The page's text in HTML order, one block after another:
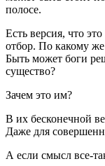
полосе.
Есть версия, что
отбор. По какому
Быть может боги
существо?
Зачем это им?
В их бесконечной
Даже для
А если смысл все-